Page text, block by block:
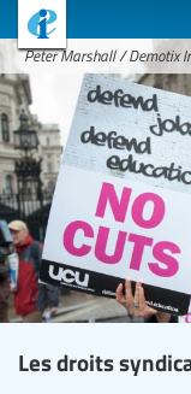
Peter Marshall / Demotix
Les droits